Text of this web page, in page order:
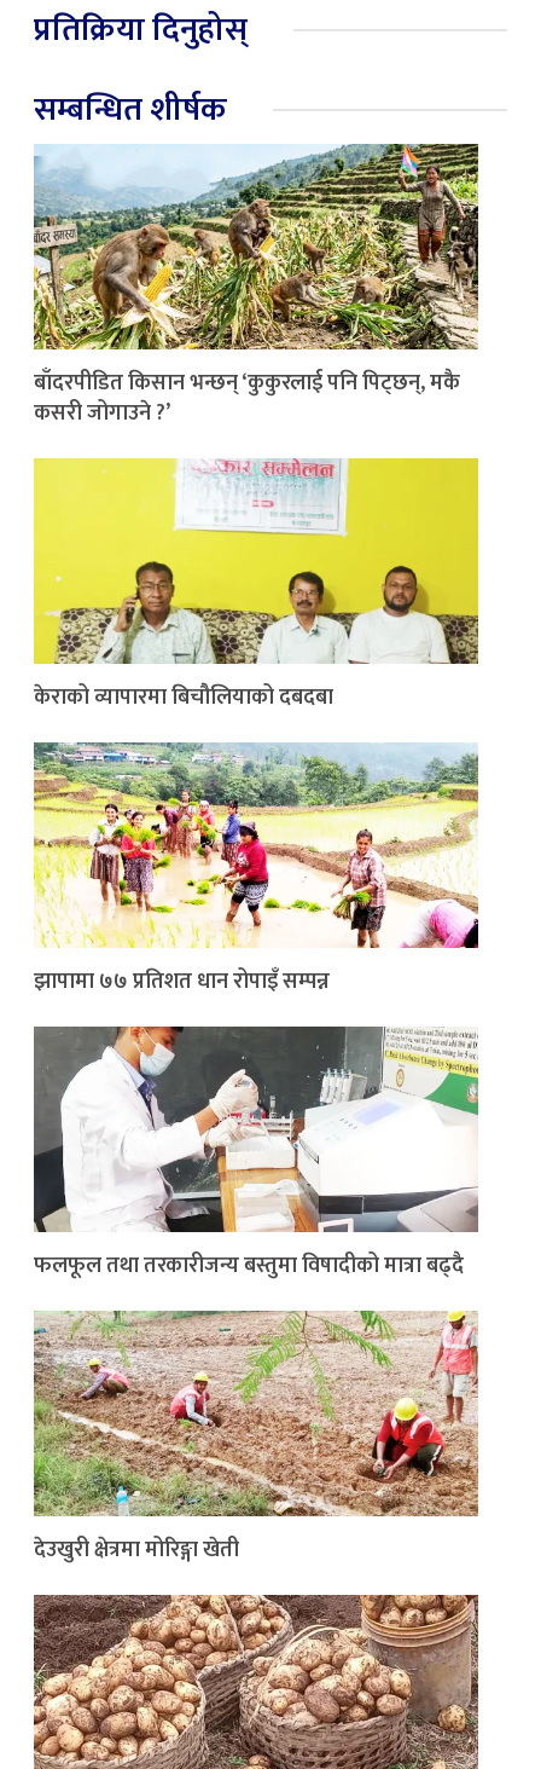
प्रतिक्रिया दिनुहोस्
सम्बन्धित शीर्षक
बाँदरपीडित किसान भन्छन् ‘कुकुरलाई पनि पिट्छन्, मकै
कसरी जोगाउने ?’
केराको व्यापारमा बिचौलियाको दबदबा
झापामा ७७ प्रतिशत धान रोपाइँ सम्पन्न
फलफूल तथा तरकारीजन्य बस्तुमा विषादीको मात्रा बढ्दै
देउखुरी क्षेत्रमा मोरिङ्गा खेती